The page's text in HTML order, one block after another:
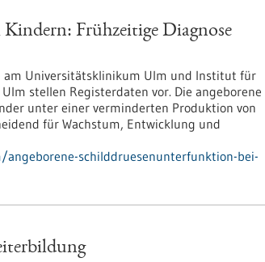
Frühzeitige Diagnose
am Universitätsklinikum Ulm und Institut für
stellen Registerdaten vor. Die angeborene
unter einer verminderten Produktion von
für Wachstum, Entwicklung und
schilddruesenunterfunktion-bei-